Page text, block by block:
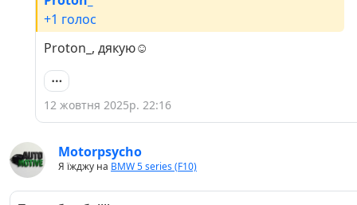
+1 голос
Proton_, дякую☺️
12 жовтня 2025р. 22:16
Motorpsycho
Я їжджу на BMW 5 series (F10)